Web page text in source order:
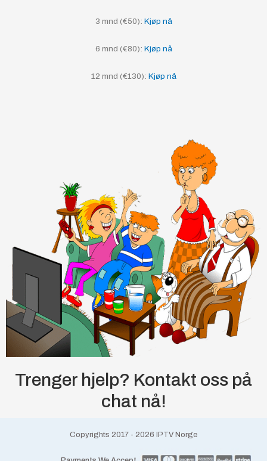
3 mnd (€50): Kjøp nå
6 mnd (€80): Kjøp nå
12 mnd (€130): Kjøp nå
Trenger hjelp? Kontakt oss på
chat nå!
Copyrights 2017 - 2026 IPTV Norge